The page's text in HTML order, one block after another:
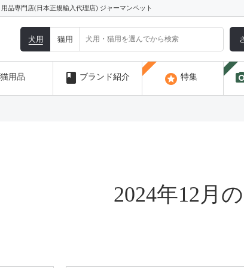
品専門店(日本正規輸入代理店) ジャーマンペット
犬用 猫用
猫用品 book ブランド紹介 stars 特集
2024年12月